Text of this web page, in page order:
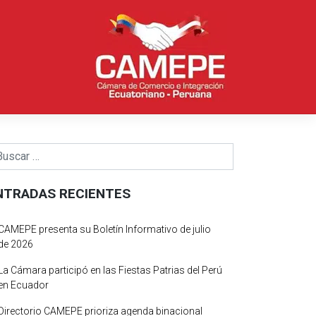
RECIENTES
presenta su Boletín Informativo de julio
2026
Cámara participó en las Fiestas Patrias del Perú
Ecuador
CAMEPE prioriza agenda binacional